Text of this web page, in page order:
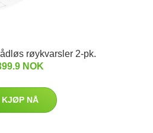
røykvarsler 2-pk.
NOK
KJØP NÅ